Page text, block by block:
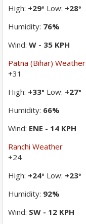
High: +29° Low: +28°
Humidity: 76%
Wind: W - 35 KPH
Patna (Bihar) Weather
+31
High: +33° Low: +27°
Humidity: 66%
Wind: ENE - 14 KPH
Ranchi Weather
+24
High: +24° Low: +23°
Humidity: 92%
Wind: SW - 12 KPH